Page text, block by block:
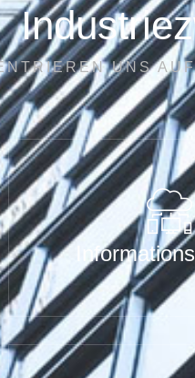
UNS